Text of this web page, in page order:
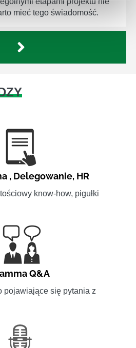
mieć tego świadomość.
, Delegowanie, HR
know-how, pigułki
Q&A
pojawiające się pytania z